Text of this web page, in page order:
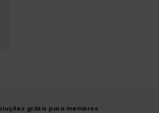
grátis para membros